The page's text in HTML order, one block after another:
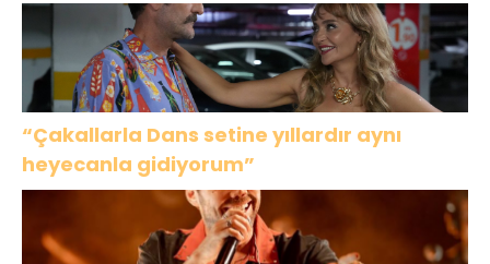
“Çakallarla Dans setine yıllardır aynı
heyecanla gidiyorum”